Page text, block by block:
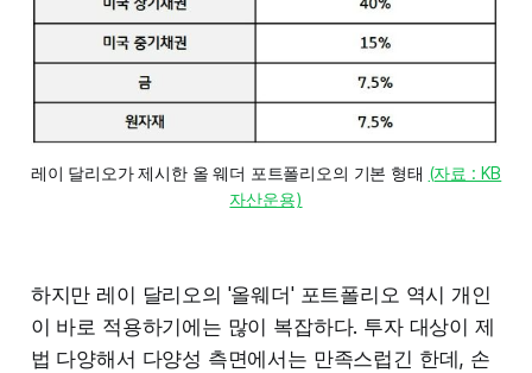
레이 달리오가 제시한 올 웨더 포트폴리오의 기본 형태 (자료 : KB
자산운용)
하지만 레이 달리오의 '올웨더' 포트폴리오 역시 개인
이 바로 적용하기에는 많이 복잡하다. 투자 대상이 제
법 다양해서 다양성 측면에서는 만족스럽긴 한데, 손